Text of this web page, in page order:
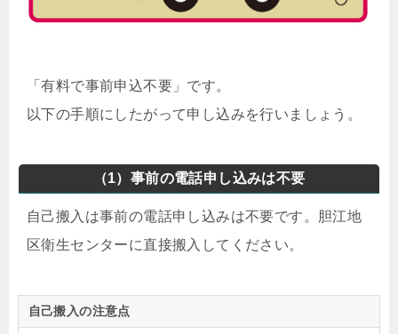
「有料で事前申込不要」です。
以下の手順にしたがって申し込みを行いましょう。
（1）事前の電話申し込みは不要
自己搬入は事前の電話申し込みは不要です。胆江地
区衛生センターに直接搬入してください。
自己搬入の注意点